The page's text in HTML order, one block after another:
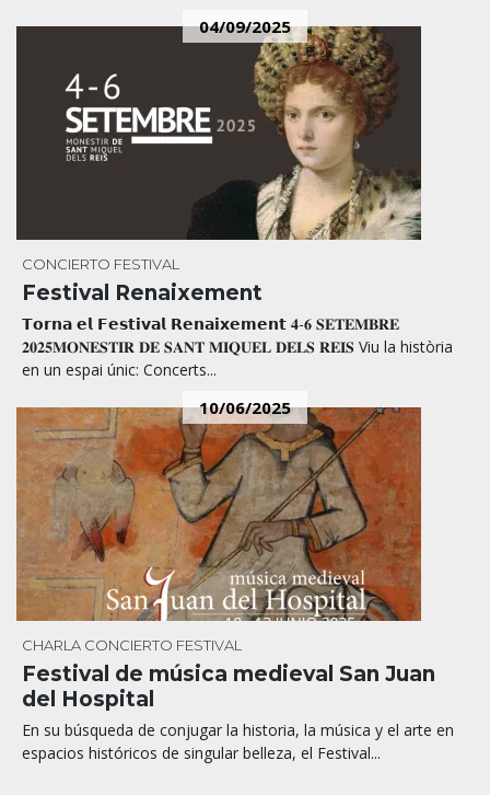
04/09/2025
CONCIERTO FESTIVAL
Festival Renaixement
𝗧𝗼𝗿𝗻𝗮 𝗲𝗹 𝗙𝗲𝘀𝘁𝗶𝘃𝗮𝗹 𝗥𝗲𝗻𝗮𝗶𝘅𝗲𝗺𝗲𝗻𝘁 𝟒-𝟔 𝐒𝐄𝐓𝐄𝐌𝐁𝐑𝐄
𝟐𝟎𝟐𝟓𝐌𝐎𝐍𝐄𝐒𝐓𝐈𝐑 𝐃𝐄 𝐒𝐀𝐍𝐓 𝐌𝐈𝐐𝐔𝐄𝐋 𝐃𝐄𝐋𝐒 𝐑𝐄𝐈𝐒 Viu la història
en un espai únic: Concerts...
10/06/2025
CHARLA CONCIERTO FESTIVAL
Festival de música medieval San Juan
del Hospital
En su búsqueda de conjugar la historia, la música y el arte en
espacios históricos de singular belleza, el Festival...